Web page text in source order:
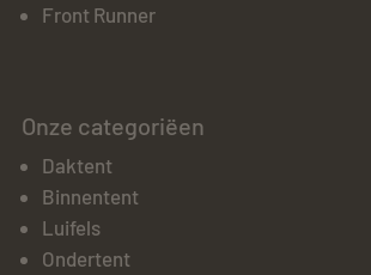
Front Runner
Onze categoriëen
Daktent
Binnentent
Luifels
Ondertent